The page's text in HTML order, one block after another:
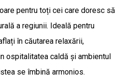
pentru toți cei care doresc să
a regiunii. Ideală pentru
în căutarea relaxării,
ospitalitatea caldă și ambientul
se îmbină armonios.